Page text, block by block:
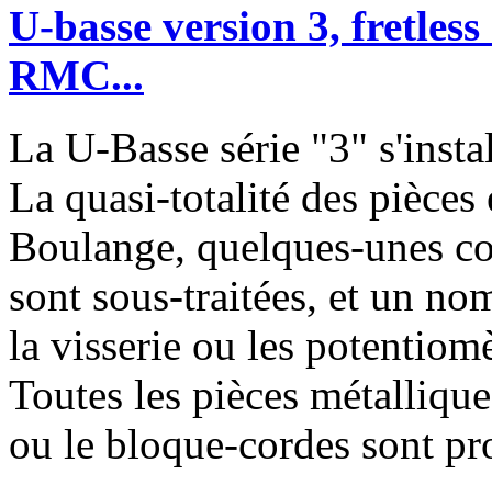
U-basse version 3,
RMC...
La U-Basse série "3"
La quasi-totalité des pièces
Boulange, quelques-unes
sont sous-traitées, et un
la visserie ou les
Toutes les pièces
ou le bloque-cordes sont